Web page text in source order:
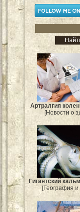
Артралгия
[Новости о
Гигантский
[География